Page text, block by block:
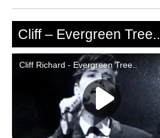
Cliff – Evergreen Tree..